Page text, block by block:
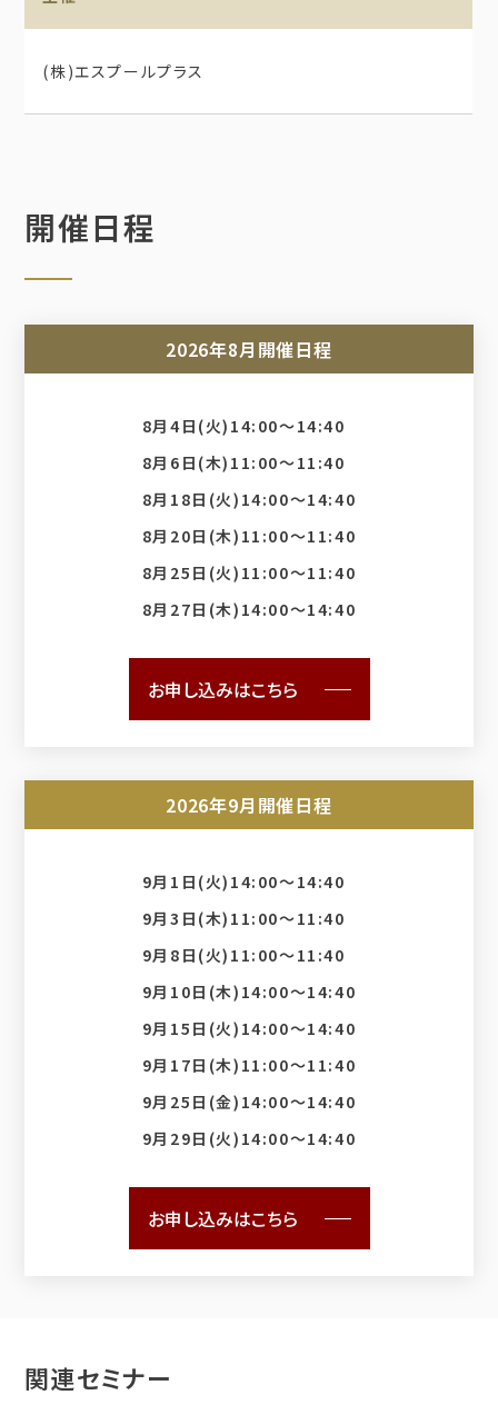
(株)エスプールプラス
開催日程
2026年8月開催日程
8月4日(火)14:00〜14:40
8月6日(木)11:00〜11:40
8月18日(火)14:00〜14:40
8月20日(木)11:00〜11:40
8月25日(火)11:00〜11:40
8月27日(木)14:00〜14:40
お申し込みはこちら
2026年9月開催日程
9月1日(火)14:00〜14:40
9月3日(木)11:00〜11:40
9月8日(火)11:00〜11:40
9月10日(木)14:00〜14:40
9月15日(火)14:00〜14:40
9月17日(木)11:00〜11:40
9月25日(金)14:00〜14:40
9月29日(火)14:00〜14:40
お申し込みはこちら
関連セミナー